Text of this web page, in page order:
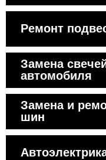
Ремонт
Замена
автомобиля
Замена и
шин